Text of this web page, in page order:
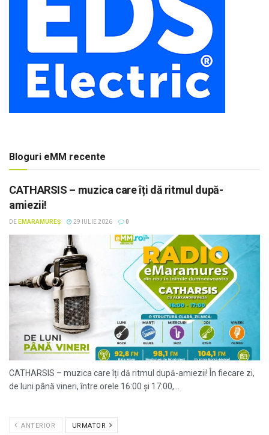
Bloguri eMM recente
CATHARSIS – muzica care îți dă ritmul după-
amiezii!
DE EMARAMUREȘ 29 IULIE 2026 0
CATHARSIS – muzica care îți dă ritmul după-amiezii! În fiecare zi,
de luni până vineri, între orele 16:00 și 17:00,...
ANTERIOR URMATOR